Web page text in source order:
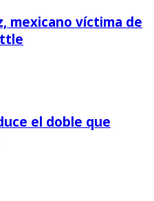
mexicano víctima de
el doble que